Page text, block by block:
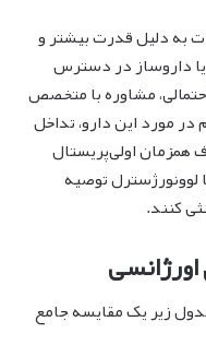
به دلیل قدرت بیشتر و
یا داروساز در دسترس
مشاوره با متخصص
مورد این دارو، تداخل
اولی‌پریستال
توصیه
کنند.
زیر یک مقایسه جامع